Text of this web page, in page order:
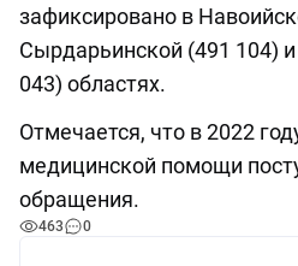
зафиксировано в
Сырдарьинской (491 104)
043) областях.
Отмечается, что в 2022
медицинской помощи
обращения.
463 0